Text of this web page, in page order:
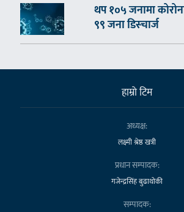
थप १०५ जनामा
९९ जना डिस्चार्ज
हाम्राे टिम
अध्यक्ष:
लक्ष्मी श्रेष्ठ खत्री
प्रधान सम्पादक:
गजेन्द्रसिंह बुढाथोकी
सम्पादक: